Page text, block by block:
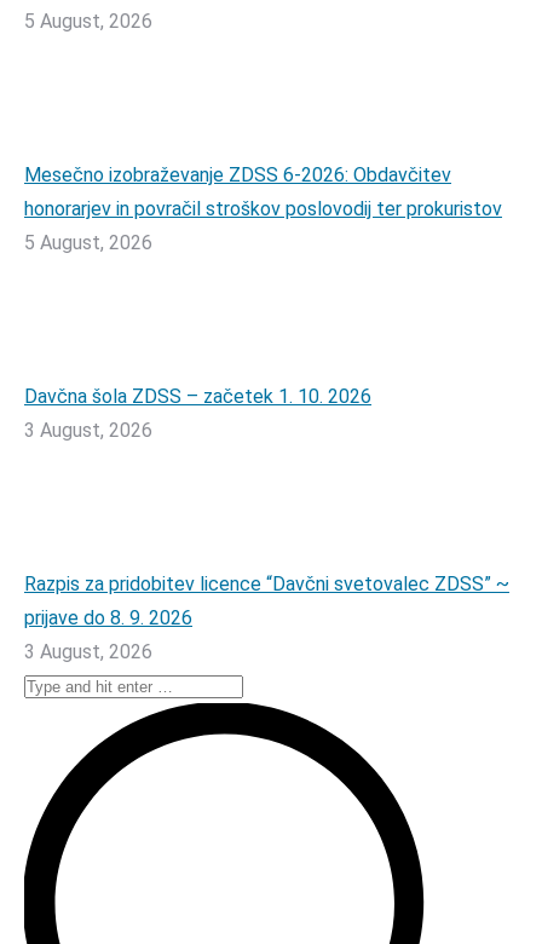
5 August, 2026
Mesečno izobraževanje ZDSS 6-2026: Obdavčitev
honorarjev in povračil stroškov poslovodij ter prokuristov
5 August, 2026
Davčna šola ZDSS – začetek 1. 10. 2026
3 August, 2026
Razpis za pridobitev licence “Davčni svetovalec ZDSS” ~
prijave do 8. 9. 2026
3 August, 2026
Search: